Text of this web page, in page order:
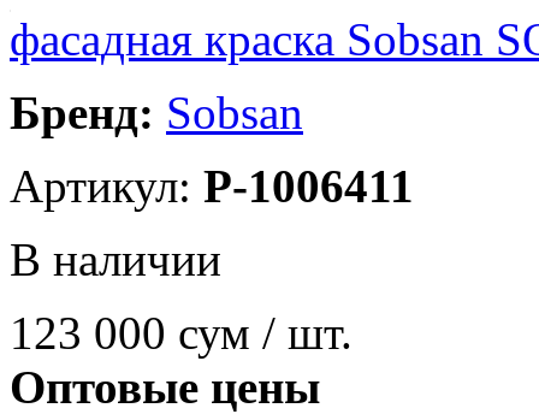
фасадная краска Sobsan
Бренд: Sobsan
Артикул: P-1006411
В наличии
123 000 сум / шт.
Оптовые цены